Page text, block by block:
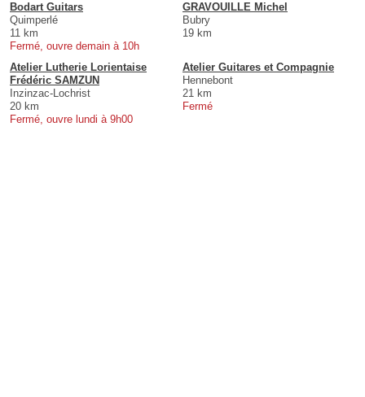
Bodart Guitars
Quimperlé
11 km
Fermé, ouvre demain à 10h
GRAVOUILLE Michel
Bubry
19 km
Atelier Lutherie Lorientaise
Frédéric SAMZUN
Inzinzac-Lochrist
20 km
Fermé, ouvre lundi à 9h00
Atelier Guitares et Compagnie
Hennebont
21 km
Fermé